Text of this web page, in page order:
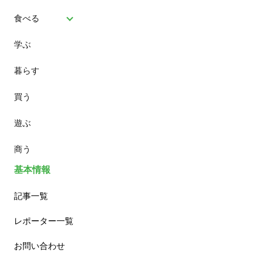
食べる
パン
スイーツ
ランチ
カフェ
学ぶ
暮らす
買う
遊ぶ
商う
基本情報
記事一覧
レポーター一覧
お問い合わせ